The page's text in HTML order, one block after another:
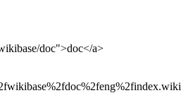
doc">doc</a>